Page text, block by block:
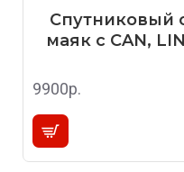
Спутниковый
маяк с CAN,
9900р.